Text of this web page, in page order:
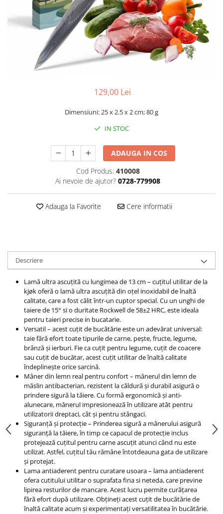
Smartwatch
129,00 Lei
Dimensiuni: ‎25 x 2.5 x 2 cm; 80 g
IN STOC
ADAUGA IN COS
Cod Produs: 410008
Ai nevoie de ajutor? 0728-779908
Adauga la Favorite Cere informatii
Descriere
Lamă ultra ascuțită cu lungimea de 13 cm – cuțitul utilitar de la
kjøk oferă o lamă ultra ascuțită din oțel inoxidabil de înaltă
calitate, care a fost călit într-un cuptor special. Cu un unghi de
taiere de 15° si o duritate Rockwell de 58±2 HRC, este ideala
pentru taieri precise in bucatarie.
Versatil – acest cuțit de bucătărie este un adevărat universal:
taie fără efort toate tipurile de carne, pește, fructe, legume,
brânză și ierburi. Fie ca cuțit pentru legume, cuțit de coacere
sau cuțit de bucătar, acest cuțit utilitar de înaltă calitate
îndeplinește orice sarcină.
Mâner din lemn real pentru confort – mânerul din lemn de
măslin antibacterian, rezistent la căldură și durabil asigură o
prindere sigură la tăiere. Cu formă ergonomică și anti-
alunecare, mânerul impresionează în utilizare atât pentru
utilizatorii dreptaci, cât și pentru stângaci.
Siguranță și protecție – Prinderea sigură a mânerului asigură
siguranță la tăiere, în timp ce capacul de protecție inclus
protejează cuțitul pentru carne ascuțit atunci când nu este
utilizat. Astfel, cuțitul tău rămâne întotdeauna gata de utilizare
și protejat.
Lama antiaderent pentru curatare usoara – lama antiaderent
ofera cutitului utilitar o suprafata fina si neteda, care previne
lipirea resturilor de mancare. Acest lucru permite curățarea
fără efort după utilizare. Obțineți acest cuțit de bucătărie de
înaltă calitate acum și experimentați versatilitatea în bucătărie.